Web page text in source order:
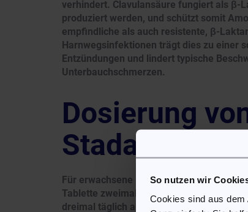
So nutzen wir
Cookies sind aus
verhindert. Clavulansäure fungiert als β-
produziert werden, und schützt somit
empfindliche als auch resistente, β-
Harnwegsinfektionen trägt dies zu einer
Entzündungen und lindert typische
Unterbauchschmerzen.
Dosierung
Stada®
Für erwachsene Patienten mit einem
Tablette zweimal täglich. Bei besonders
dreimal täglich anpassen, um die